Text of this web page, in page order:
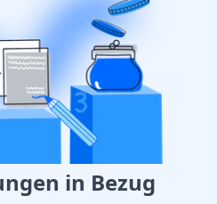
in Bezug